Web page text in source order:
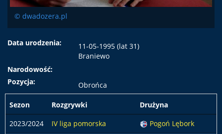
© dwadozera.pl
Data urodzenia:
11-05-1995 (lat 31)
Braniewo
Narodowość:
Pozycja:
Obrońca
Sezon Rozgrywki
Drużyna
2023/2024
IV liga pomorska
Pogoń Lębork